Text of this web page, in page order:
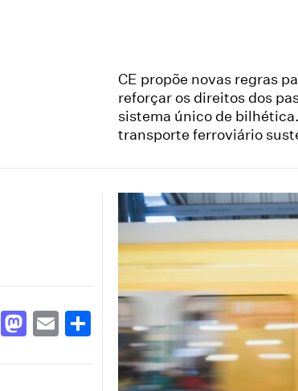
CE propõe novas regras
reforçar os direitos dos
sistema único de
transporte ferroviário
Facebook
Mastodon
EmailShare